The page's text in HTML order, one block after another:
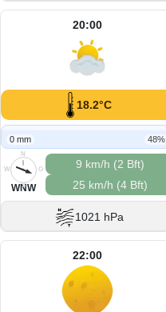
20:00
18.2°C
0 mm 48%
N
O
S
W
WNW
9 km/h (2 Bft)
25 km/h (4 Bft)
1021 hPa
22:00